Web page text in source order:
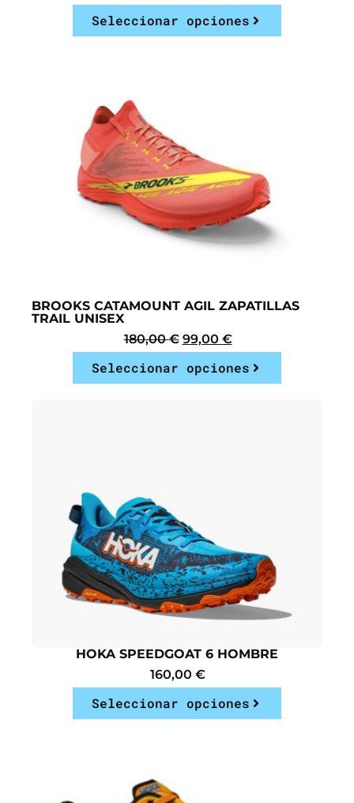
Seleccionar opciones
BROOKS CATAMOUNT AGIL ZAPATILLAS
TRAIL UNISEX
180,00€ 99,00 €
Seleccionar opciones
HOKA SPEEDGOAT 6 HOMBRE
160,00 €
Seleccionar opciones